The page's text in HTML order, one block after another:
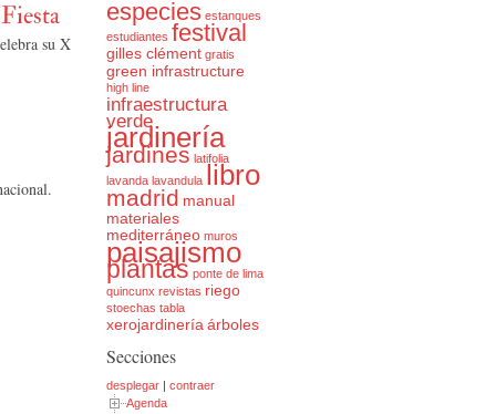
su X
especies estanques
estudiantes festival
gilles clément gratis
green infrastructure
high line
infraestructura
verde
jardinería
jardines latifolia
lavanda lavandula libro
madrid manual
materiales
mediterráneo muros
paisajismo
plantas ponte de lima
quincunx revistas riego
stoechas tabla
xerojardinería árboles
Secciones
desplegar | contraer
Agenda